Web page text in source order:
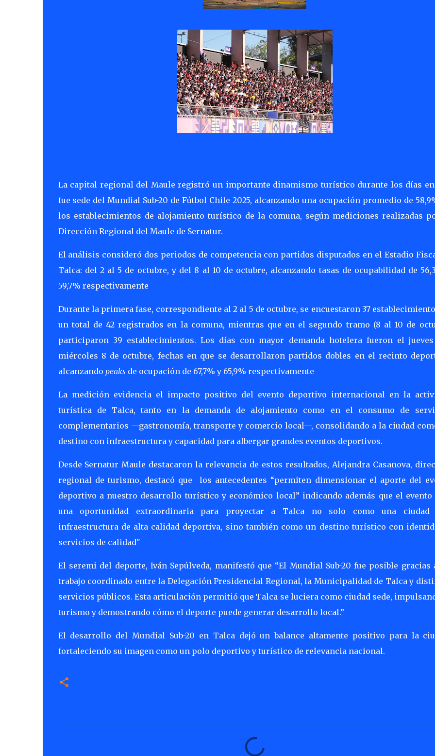
La capital regional del Maule registró un importante dinamismo turístico durante los días en
fue sede del Mundial Sub-20 de Fútbol Chile 2025, alcanzando una ocupación promedio de
los establecimientos de alojamiento turístico de la comuna, según mediciones realizadas
Dirección Regional del Maule de Sernatur.
El análisis consideró dos periodos de competencia con partidos disputados en el Estadio
Talca: del 2 al 5 de octubre, y del 8 al 10 de octubre, alcanzando tasas de ocupabilidad de
59,7% respectivamente
Durante la primera fase, correspondiente al 2 al 5 de octubre, se encuestaron 37
un total de 42 registrados en la comuna, mientras que en el segundo tramo (8 al 10 de
participaron 39 establecimientos. Los días con mayor demanda hotelera fueron el
miércoles 8 de octubre, fechas en que se desarrollaron partidos dobles en el recinto
alcanzando peaks de ocupación de 67,7% y 65,9% respectivamente
La medición evidencia el impacto positivo del evento deportivo internacional en la
turística de Talca, tanto en la demanda de alojamiento como en el consumo de
complementarios —gastronomía, transporte y comercio local—, consolidando a la ciudad
destino con infraestructura y capacidad para albergar grandes eventos deportivos.
Desde Sernatur Maule destacaron la relevancia de estos resultados, Alejandra Casanova,
regional de turismo, destacó que los antecedentes “permiten dimensionar el aporte del
deportivo a nuestro desarrollo turístico y económico local” indicando además que el evento
una oportunidad extraordinaria para proyectar a Talca no solo como una ciudad
infraestructura de alta calidad deportiva, sino también como un destino turístico con
servicios de calidad"
El seremi del deporte, Iván Sepúlveda, manifestó que “El Mundial Sub-20 fue posible gracias
trabajo coordinado entre la Delegación Presidencial Regional, la Municipalidad de Talca y
servicios públicos. Esta articulación permitió que Talca se luciera como ciudad sede,
turismo y demostrando cómo el deporte puede generar desarrollo local.”
El desarrollo del Mundial Sub-20 en Talca dejó un balance altamente positivo para la
fortaleciendo su imagen como un polo deportivo y turístico de relevancia nacional.